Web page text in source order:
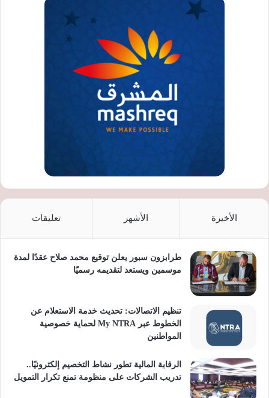
الأخيرة الأشهر تعليقات
طرابزون سبور يعلن توقيع محمد صلاح عقدًا لمدة
موسمين ويستعد لتقديمه رسميًا
تنظيم الاتصالات: تحديث خدمة الاستعلام عن
الخطوط عبر My NTRA لحماية خصوصية
المواطنين
الرقابة المالية تطور نشاط التخصيم إلكترونيًا..
تدريب الشركات على منظومة تمنع تكرار التمويل